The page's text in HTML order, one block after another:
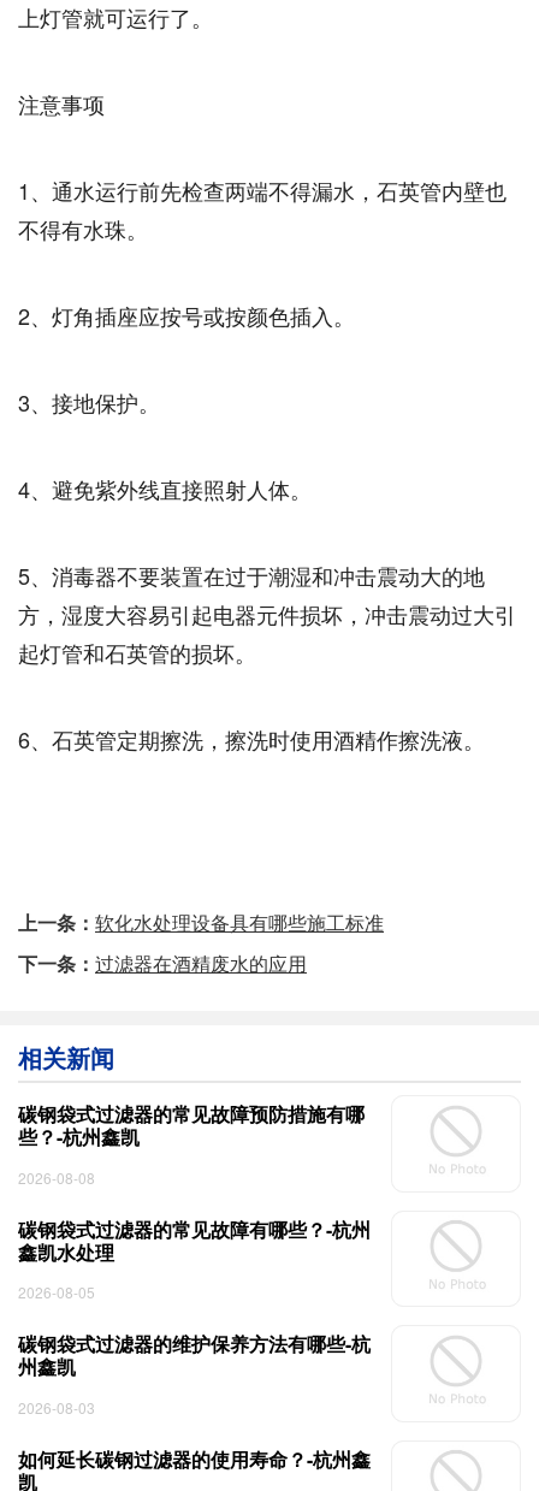
上灯管就可运行了。
注意事项
1、通水运行前先检查两端不得漏水，石英管内壁也
不得有水珠。
2、灯角插座应按号或按颜色插入。
3、接地保护。
4、避免紫外线直接照射人体。
5、消毒器不要装置在过于潮湿和冲击震动大的地
方，湿度大容易引起电器元件损坏，冲击震动过大引
起灯管和石英管的损坏。
6、石英管定期擦洗，擦洗时使用酒精作擦洗液。
上一条： 软化水处理设备具有哪些施工标准
下一条： 过滤器在酒精废水的应用
相关新闻
碳钢袋式过滤器的常见故障预防措施有哪
些？-杭州鑫凯
2026-08-08
碳钢袋式过滤器的常见故障有哪些？-杭州
鑫凯水处理
2026-08-05
碳钢袋式过滤器的维护保养方法有哪些-杭
州鑫凯
2026-08-03
如何延长碳钢过滤器的使用寿命？-杭州鑫
凯